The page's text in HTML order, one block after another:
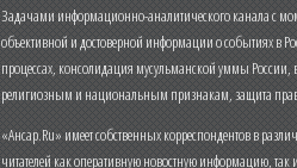
Задачами информационно-аналитического канала с
объективной и достоверной информации о событиях в
процессах, консолидация мусульманской уммы
религиозным и национальным признакам, защита
«Ансар.Ru» имеет собственных корреспондентов в
читателей как оперативную новостную информацию, так